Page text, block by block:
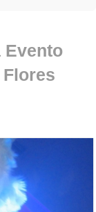
Evento